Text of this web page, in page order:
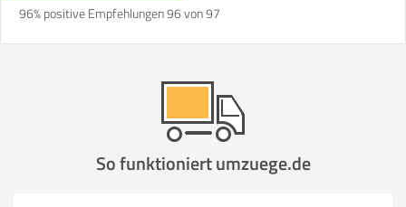
96% positive Empfehlungen 96 von 97
So funktioniert umzuege.de